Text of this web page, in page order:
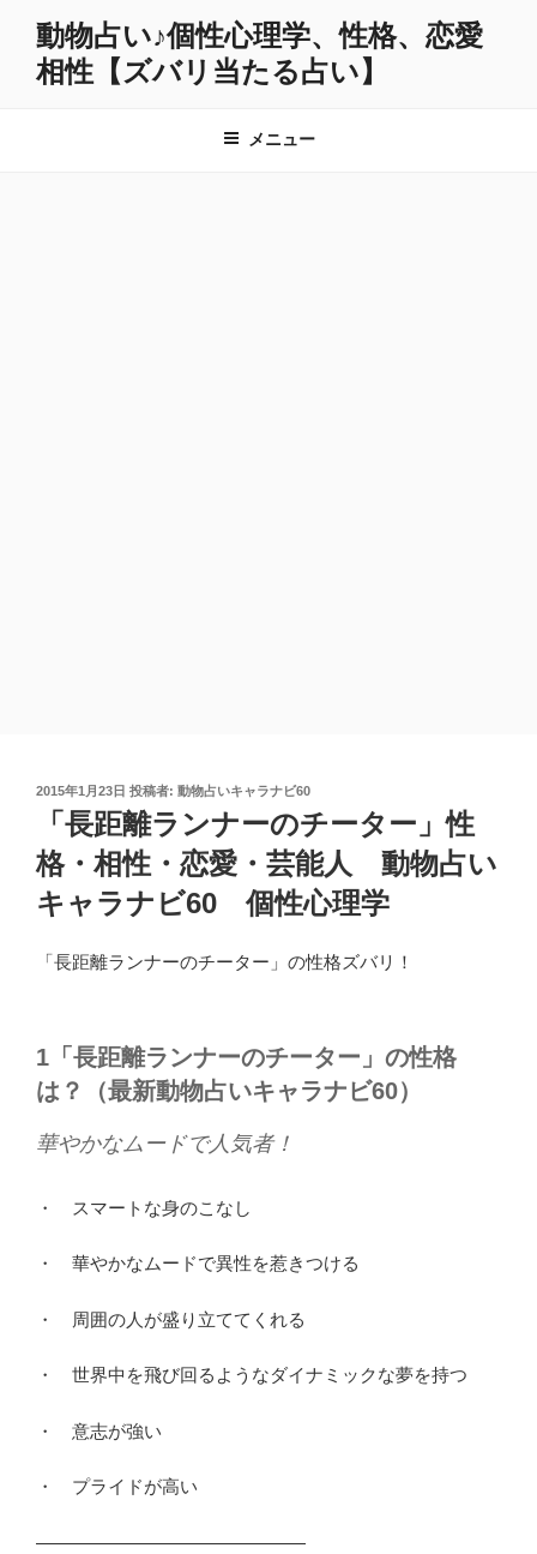
動物占い♪個性心理学、性格、恋愛
相性【ズバリ当たる占い】
メニュー
投
2015年1月23日 投稿者: 動物占いキャラナビ60
「長距離ランナーのチーター」性
格・相性・恋愛・芸能人 動物占い
キャラナビ60 個性心理学
「長距離ランナーのチーター」の性格ズバリ！
1「長距離ランナーのチーター」の性格
は？（最新動物占いキャラナビ60）
華やかなムードで人気者！
・ スマートな身のこなし
・ 華やかなムードで異性を惹きつける
・ 周囲の人が盛り立ててくれる
・ 世界中を飛び回るようなダイナミックな夢を持つ
・ 意志が強い
・ プライドが高い
―――――――――――――――